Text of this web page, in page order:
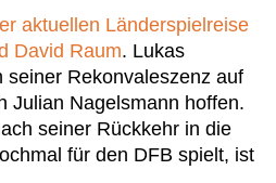
aktuellen Länderspielreise
David Raum. Lukas
seiner Rekonvaleszenz auf
Julian Nagelsmann hoffen.
seiner Rückkehr in die
für den DFB spielt, ist